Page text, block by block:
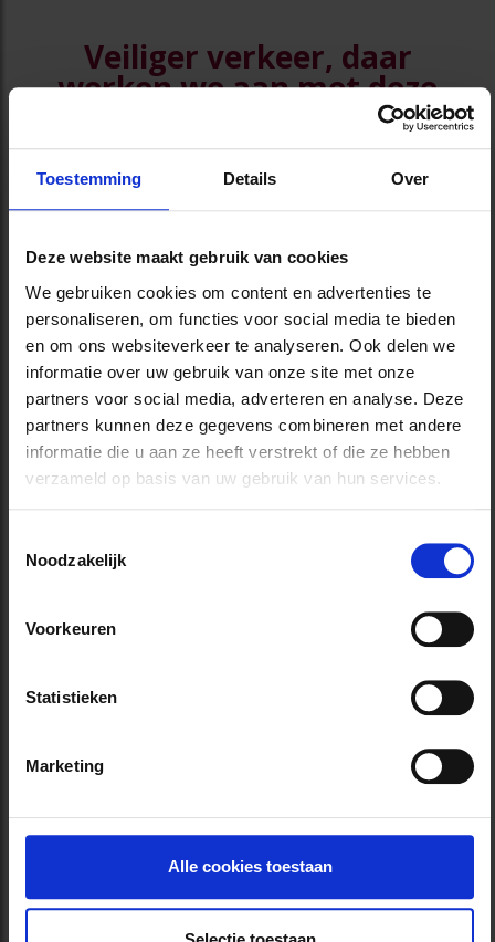
Toestemming Details Over
Deze website maakt gebruik van cookies
We gebruiken cookies om content en advertenties te
personaliseren, om functies voor social media te bieden
en om ons websiteverkeer te analyseren. Ook delen we
informatie over uw gebruik van onze site met onze
partners voor social media, adverteren en analyse. Deze
partners kunnen deze gegevens combineren met andere
informatie die u aan ze heeft verstrekt of die ze hebben
verzameld op basis van uw gebruik van hun services.
Noodzakelijk
Voorkeuren
Statistieken
Marketing
Alle cookies toestaan
Veiliger verkeer, daar
werken we aan met deze
HEXLOXmaakt innovatieve oplossingen omal
uw fietsaccessoires(van wielen tot zadel)
tebeschermen tegen diefstal. Kiest u voor
P&V? Dan krijgt u 12% kortingop alle
producten van HEXLOX.
trotseert u de duisternis en komt u
veilig aan op uw bestemming. Deze firma
reflecterende elementen
en neonkleuren die
uw zichtbaarheid in het verkeer vergroten.
Kiest u voor de fietsverzekering van P&V? Dan
krijgt u
op alle producten van